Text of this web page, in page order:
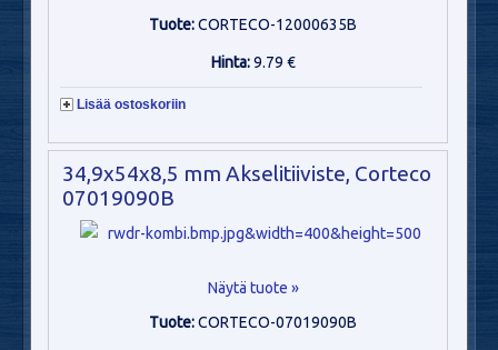
Tuote:CORTECO-12000635B
Hinta:9.79 €
Lisää ostoskoriin
34,9x54x8,5 mm Akselitiiviste, Corteco
07019090B
Näytä tuote »
Tuote:CORTECO-07019090B